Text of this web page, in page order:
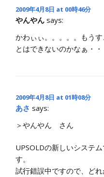
2009年4月8日 at 00時46分
やんやん says:
かわぃぃ。。。。。もう
とはできないのかなぁ・
2009年4月8日 at 01時08分
あさ says:
＞やんやん さん
UPSOLDの新しいシステ
す。
試行錯誤中ですので、ど